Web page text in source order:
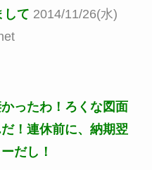
して 2014/11/26(水)
ったわ！ろくな図面
！連休前に、納期翌
だし！